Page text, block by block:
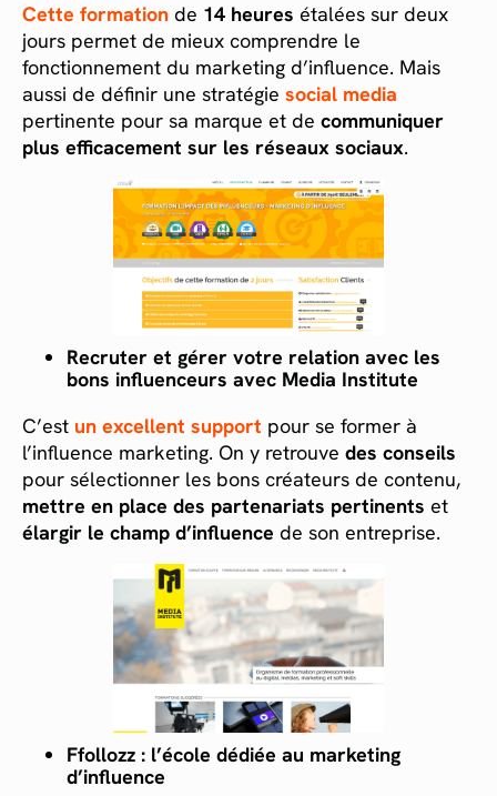
Cette formation de 14 heures étalées sur deux
jours permet de mieux comprendre le
fonctionnement du marketing d’influence. Mais
aussi de définir une stratégie social media
pertinente pour sa marque et de communiquer
plus efficacement sur les réseaux sociaux.
Recruter et gérer votre relation avec les
bons influenceurs avec Media Institute
C’est un excellent support pour se former à
l’influence marketing. On y retrouve des conseils
pour sélectionner les bons créateurs de contenu,
mettre en place des partenariats pertinents et
élargir le champ d’influence de son entreprise.
Ffollozz : l’école dédiée au marketing
d’influence